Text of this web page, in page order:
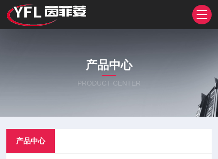
产品中心
PRODUCT CENTER
产品中心